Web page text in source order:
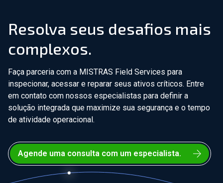
Resolva seus desafios mais
complexos.
Faça parceria com a MISTRAS Field Services para
inspecionar, acessar e reparar seus ativos críticos. Entre
em contato com nossos especialistas para definir a
solução integrada que maximize sua segurança e o tempo
de atividade operacional.
Agende uma consulta com um especialista.